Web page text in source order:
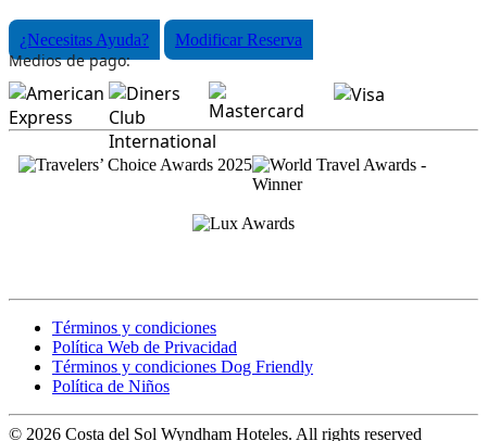
¿Necesitas Ayuda? Modificar Reserva
Medios de pago:
Términos y condiciones
Política Web de Privacidad
Términos y condiciones Dog Friendly
Política de Niños
© 2026 Costa del Sol Wyndham Hoteles. All rights reserved